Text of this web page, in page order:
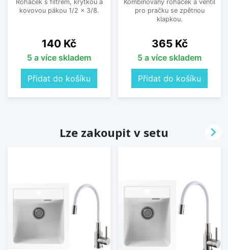
Roháček s filtrem, krytkou a
kovovou pákou 1/2 x 3/8.
Cena
140 Kč
5 a více skladem
Přidat do košíku
Kombinovaný roháček a ventil
pro pračku se zpětnou
klapkou.
Cena
365 Kč
5 a více skladem
Přidat do košíku
Lze zakoupit v setu 